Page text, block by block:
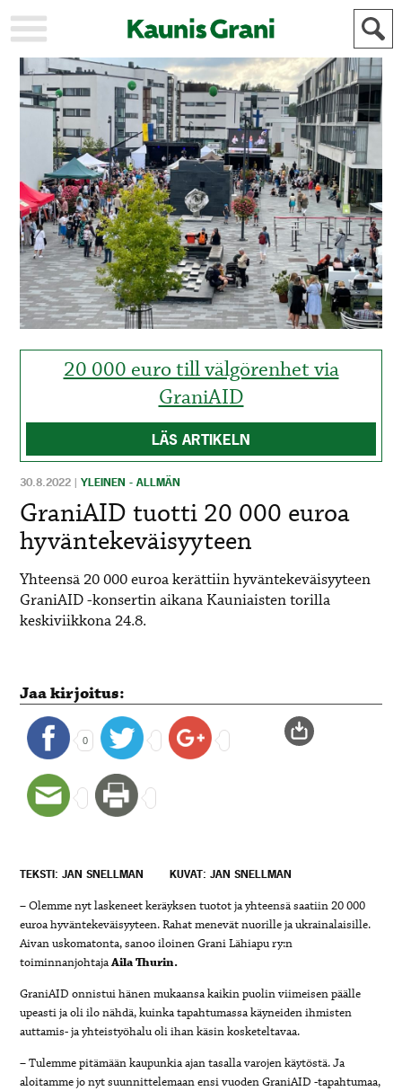
KAUPUNKI
STADEN
AJANKOHTAISTA
AKTUELLT
URHEILU
IDROTT
KULTTUURI
KULTUR
HISTORIA
HISTORIA
YLEINEN
ALLMÄN
MAINOSTAJILLE
FÖR
ANNONSÖRER
20 000 euro till välgörenhet via
GraniAID
LÄS ARTIKELN
30.8.2022 |YLEINEN - ALLMÄN
GraniAID tuotti 20 000 euroa
hyväntekeväisyyteen
Yhteensä 20 000 euroa kerättiin hyväntekeväisyyteen
GraniAID -konsertin aikana Kauniaisten torilla
keskiviikkona 24.8.
Jaa kirjoitus:
0
TEKSTI: JAN SNELLMAN KUVAT: JAN SNELLMAN
– Olemme nyt laskeneet keräyksen tuotot ja yhteensä saatiin 20 000
euroa hyväntekeväisyyteen. Rahat menevät nuorille ja ukrainalaisille.
Aivan uskomatonta, sanoo iloinen Grani Lähiapu ry:n
toiminnanjohtajaAila Thurin.
GraniAID onnistui hänen mukaansa kaikin puolin viimeisen päälle
upeasti ja oli ilo nähdä, kuinka tapahtumassa käyneiden ihmisten
auttamis- ja yhteistyöhalu oli ihan käsin kosketeltavaa.
– Tulemme pitämään kaupunkia ajan tasalla varojen käytöstä. Ja
aloitamme jo nyt suunnittelemaan ensi vuoden GraniAID -tapahtumaa,